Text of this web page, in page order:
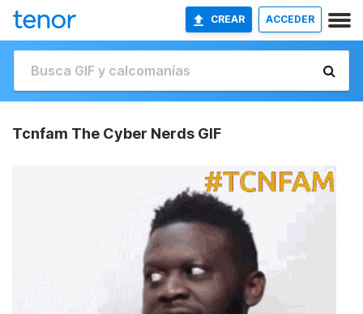
CREAR ACCEDER
Tcnfam The Cyber Nerds GIF